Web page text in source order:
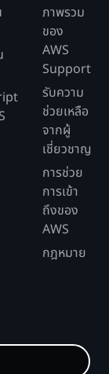
ภาพรวม
ของ
AWS
Support
รับความ
ช่วยเหลือ
จากผู้
เชี่ยวชาญ
การช่วย
การเข้า
ถึงของ
AWS
กฎหมาย